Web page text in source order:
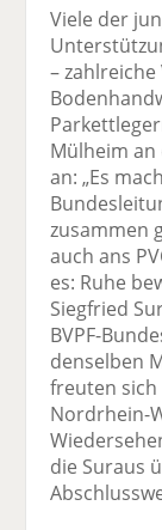
Viele der
–
Mülheim an
an: „Es
zusammen
auch ans
es: Ruhe
Siegfried
BVPF-
denselben
freuten sich
Nordrhein-
die Suraus